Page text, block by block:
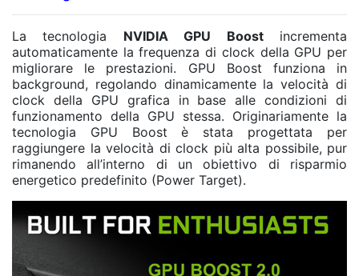
La tecnologia NVIDIA GPU Boostincrementa
automaticamente la frequenza di clock della GPU per
migliorare le prestazioni. GPU Boost funziona in
background, regolando dinamicamente la velocità di
clock della GPU grafica in base alle condizioni di
funzionamento della GPU stessa. Originariamente la
tecnologia GPU Boost è stata progettata per
raggiungere la velocità di clock più alta possibile, pur
rimanendo all’interno di un obiettivo di risparmio
energetico predefinito (Power Target).